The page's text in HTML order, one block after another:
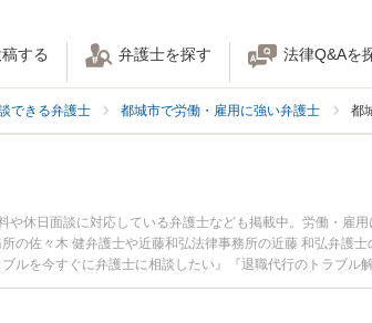
する 弁護士を探す 法律Q&Aを
できる弁護士 都城市で労働・雇用に強い弁護士 都
休日面談に対応している弁護士なども掲載中。労働・雇
の佐々木 健弁護士や近藤和弘法律事務所の近藤 和弘弁護
ルを今すぐに弁護士に相談したい』『退職代行のトラブル
したい』などでお困りの相談者さんにおすすめです。